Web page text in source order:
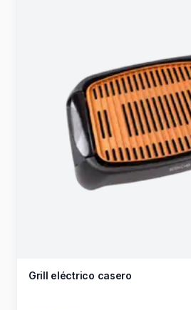
Grill eléctrico casero